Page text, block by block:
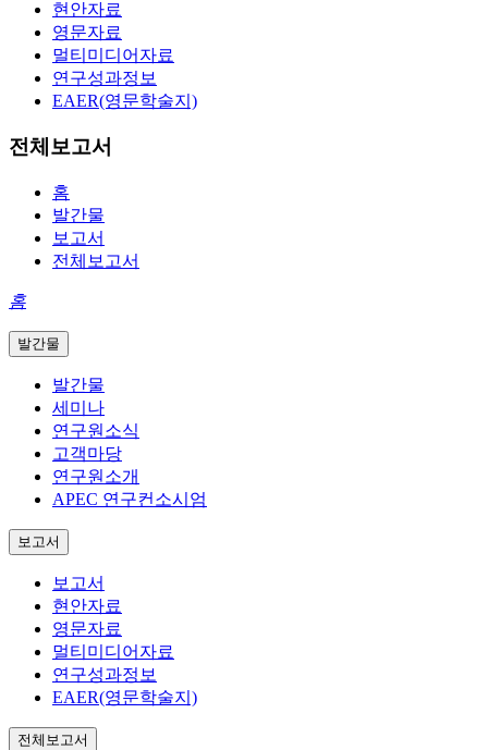
현안자료
영문자료
멀티미디어자료
연구성과정보
EAER(영문학술지)
전체보고서
홈
발간물
보고서
전체보고서
홈
발간물
발간물
세미나
연구원소식
고객마당
연구원소개
APEC 연구컨소시엄
보고서
보고서
현안자료
영문자료
멀티미디어자료
연구성과정보
EAER(영문학술지)
전체보고서